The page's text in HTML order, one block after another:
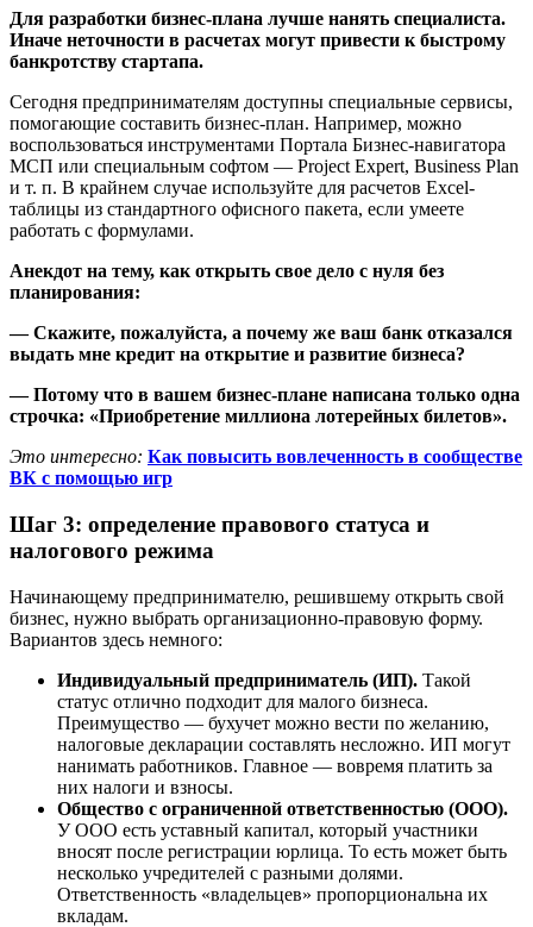
Для разработки бизнес-плана лучше нанять специалиста.
Иначе неточности в расчетах могут привести к быстрому
банкротству стартапа.
Сегодня предпринимателям доступны специальные сервисы,
помогающие составить бизнес-план. Например, можно
воспользоваться инструментами Портала Бизнес-навигатора
МСП или специальным софтом — Project Expert, Business Plan
и т. п. В крайнем случае используйте для расчетов Excel-
таблицы из стандартного офисного пакета, если умеете
работать с формулами.
Анекдот на тему, как открыть свое дело с нуля без
планирования:
— Скажите, пожалуйста, а почему же ваш банк отказался
выдать мне кредит на открытие и развитие бизнеса?
— Потому что в вашем бизнес-плане написана только одна
строчка: «Приобретение миллиона лотерейных билетов».
Это интересно: Как повысить вовлеченность в сообществе
ВК с помощью игр
Шаг 3: определение правового статуса и
налогового режима
Начинающему предпринимателю, решившему открыть свой
бизнес, нужно выбрать организационно-правовую форму.
Вариантов здесь немного:
Индивидуальный предприниматель (ИП). Такой
статус отлично подходит для малого бизнеса.
Преимущество — бухучет можно вести по желанию,
налоговые декларации составлять несложно. ИП могут
нанимать работников. Главное — вовремя платить за
них налоги и взносы.
Общество с ограниченной ответственностью (ООО).
У ООО есть уставный капитал, который участники
вносят после регистрации юрлица. То есть может быть
несколько учредителей с разными долями.
Ответственность «владельцев» пропорциональна их
вкладам.